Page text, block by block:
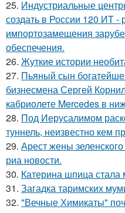
25. Индустриальные
создать в России 120 ИТ -
импортозамещения
обеспечения.
26. Жуткие истории
27. Пьяный сын
бизнесмена Сергей
кабриолете Mercedes в
28. Под Иерусалимом
туннель, неизвестно кем
29. Арест жены
риа новости.
30. Катерина шпица стала
31. Загадка таримских
32. "Вечные Химикаты"